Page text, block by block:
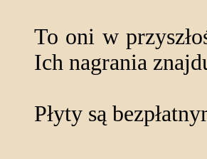
To oni w
Ich nagrania
Płyty są